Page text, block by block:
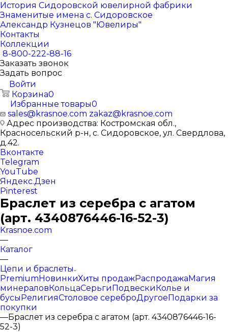
История Сидоровской ювелирной фабрики
Знаменитые имена с. Сидоровское
Александр Кузнецов "Ювелиры"
Контакты
Коллекции
8-800-222-88-16
Заказать звонок
Задать вопрос
Войти
Корзина0
Избранные товары0
sales@krasnoe.com zakaz@krasnoe.com
Адрес производства: Костромская обл.,
Красносельский р-н, с. Сидоровское, ул. Свердлова,
д.42.
Вконтакте
Telegram
YouTube
Яндекс.Дзен
Pinterest
Браслет из серебра с агатом
(арт. 4340876446-16-52-3)
Krasnoe.com
—
Каталог
—
Цепи и браслеты
PremiumНовинкиХиты продажРаспродажаМагия
минераловКольцаСерьгиПодвескиКолье и
бусыРелигияСтоловое сереброДругоеПодарки за
покупки
—Браслет из серебра с агатом (арт. 4340876446-16-
52-3)